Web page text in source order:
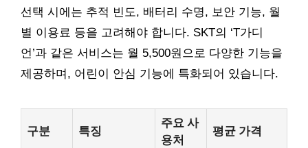
선택 시에는 추적 빈도, 배터리 수명, 보안 기능, 월
별 이용료 등을 고려해야 합니다. SKT의 ‘T가디
언’과 같은 서비스는 월 5,500원으로 다양한 기능을
제공하며, 어린이 안심 기능에 특화되어 있습니다.
구분 특징
주요 사
용처
평균 가격